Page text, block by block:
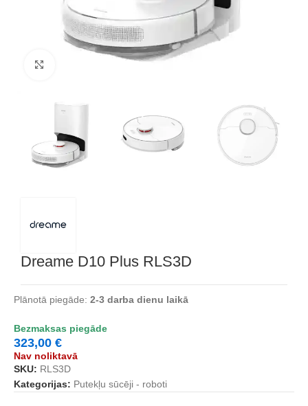
Dreame D10 Plus RLS3D
Plānotā piegāde: 2-3 darba dienu laikā
Bezmaksas piegāde
323,00 €
Nav noliktavā
SKU: RLS3D
Kategorijas: Putekļu sūcēji - roboti